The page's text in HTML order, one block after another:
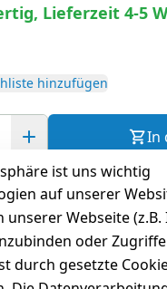
Lieferzeit 4-5
hinzufügen
In
Versandkosten
ist uns wichtig
auf unserer
Webseite (z.B.
oder
durch gesetzte